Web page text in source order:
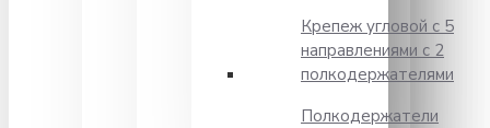
Крепеж угловой с 5
направлениями с 2
полкодержателями
Полкодержатели